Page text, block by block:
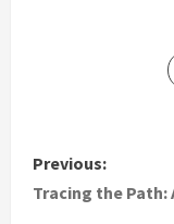
P
o
Previous:
Tracing the